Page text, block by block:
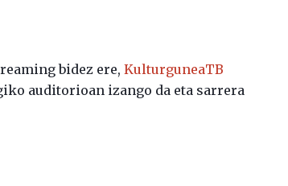
bidez ere,KulturguneaTB
auditorioan izango da eta sarrera